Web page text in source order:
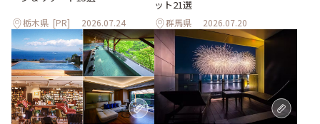
栃木県 [PR] 2026.07.24
ット21選
群馬県 2026.07.20